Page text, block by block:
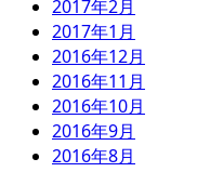
2017年2月
2017年1月
2016年12月
2016年11月
2016年10月
2016年9月
2016年8月